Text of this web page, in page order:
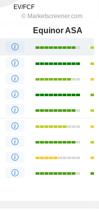
Equinor ASA